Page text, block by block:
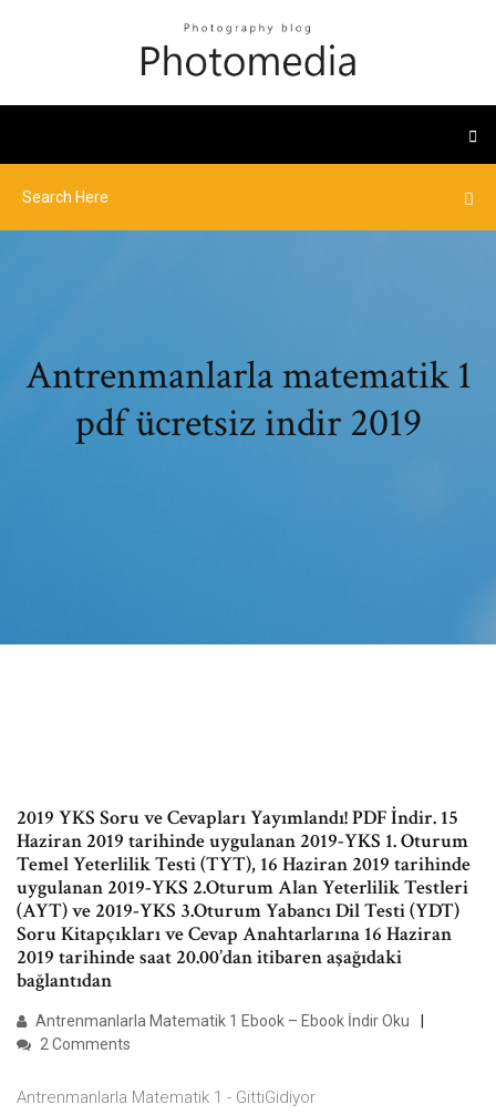
Antrenmanlarla matematik 1
pdf ücretsiz indir 2019
2019 YKS Soru ve Cevapları Yayımlandı! PDF İndir. 15
Haziran 2019 tarihinde uygulanan 2019-YKS 1. Oturum
Temel Yeterlilik Testi (TYT), 16 Haziran 2019 tarihinde
uygulanan 2019-YKS 2.Oturum Alan Yeterlilik Testleri
(AYT) ve 2019-YKS 3.Oturum Yabancı Dil Testi (YDT)
Soru Kitapçıkları ve Cevap Anahtarlarına 16 Haziran
2019 tarihinde saat 20.00’dan itibaren aşağıdaki
bağlantıdan
Antrenmanlarla Matematik 1 Ebook – Ebook İndir Oku
2 Comments
Antrenmanlarla Matematik 1 - GittiGidiyor